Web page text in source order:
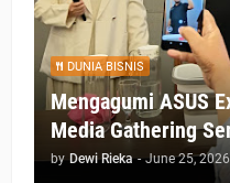
DUNIA BISNIS
Mengagumi ASUS
Media Gathering
by Dewi Rieka - June 25, 2026